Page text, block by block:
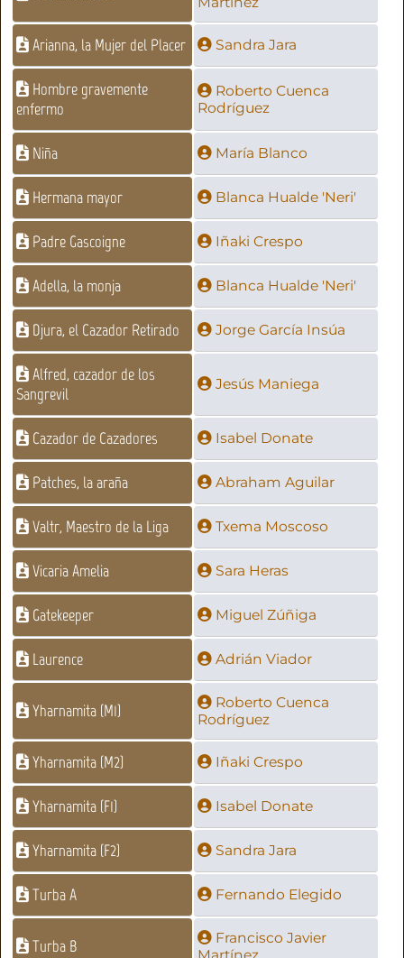
Arianna, la Mujer del Placer Sandra Jara
Hombre gravemente
enfermo
Roberto Cuenca
Rodríguez
Niña María Blanco
Hermana mayor Blanca Hualde 'Neri'
Padre Gascoigne Iñaki Crespo
Adella, la monja Blanca Hualde 'Neri'
Djura, el Cazador Retirado Jorge García Insúa
Alfred, cazador de los
Sangrevil
Jesús Maniega
Cazador de Cazadores Isabel Donate
Patches, la araña Abraham Aguilar
Valtr, Maestro de la Liga Txema Moscoso
Vicaria Amelia Sara Heras
Gatekeeper Miguel Zúñiga
Laurence Adrián Viador
Yharnamita (M1)
Roberto Cuenca
Rodríguez
Yharnamita (M2) Iñaki Crespo
Yharnamita (F1) Isabel Donate
Yharnamita (F2) Sandra Jara
Turba A Fernando Elegido
Turba B
Francisco Javier